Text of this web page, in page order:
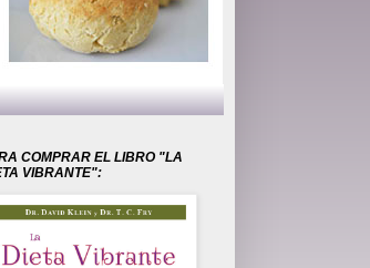
COMPRAR EL LIBRO "LA
VIBRANTE":